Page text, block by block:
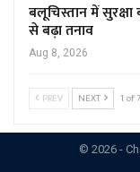
बलूचिस्तान में
से बढ़ा तनाव
Aug 8, 2026
PREV NEXT 1 of
© 2026 -